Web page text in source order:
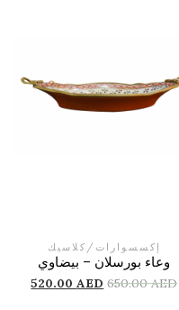
إكسسوارات / كلاسيك
وعاء بورسلان – بيضاوي
650.00AED
520.00AED